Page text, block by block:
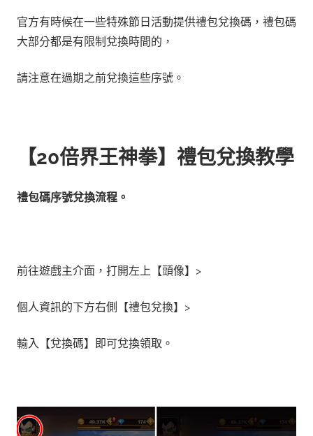
官方有時候在一些特殊節日活動提供禮包兌換碼，禮包碼
大部分都是有限制兌換時間的，
請注意在過期之前兌換這些序號。
【20倍界王神拳】禮包兌換教學
禮包碼序號兌換流程。
前往遊戲主介面，打開左上【頭像】>
個人資訊的下方右側 【禮包兌換】>
輸入【兌換碼】即可兌換領取。